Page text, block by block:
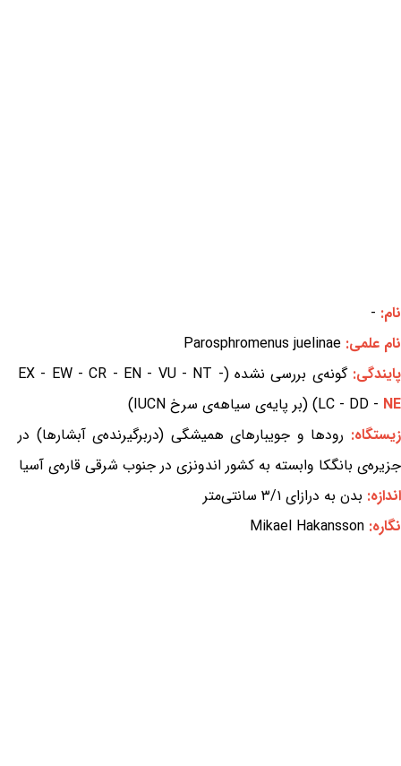
نام: -
نام علمی: Parosphromenus juelinae
پایندگی:
گونه‌ی بررسی نشده (EX - EW - CR - EN - VU - NT -
LC - DD - NE
) (بر پایه‌ی سیاهه‌ی سرخ IUCN)
زیستگاه: رودها و جویبارهای همیشگی (دربرگیرنده‌ی آبشارها) در
جزیره‌ی بانگکا وابسته به کشور اندونزی در جنوب شرقی قاره‌ی آسیا
اندازه: بدن به درازای ۳/۱ سانتی‌متر
نگاره: Mikael Hakansson